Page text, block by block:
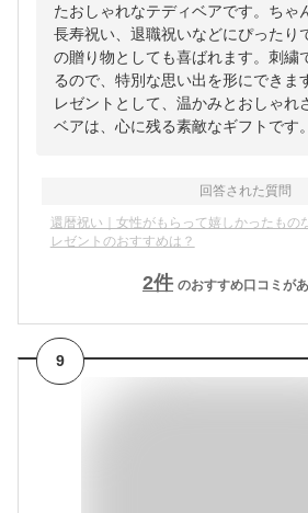
たおしゃれなテディベアです。ちゃ
長寿祝い、退職祝いなどにぴったり
の贈り物としても喜ばれます。刺繍
るので、特別な思い出を形にできま
レゼントとして、温かみとおしゃれ
ベアは、心に残る素敵なギフトです。
回答された質問
還暦祝い｜女性がもらって嬉しかったもの
レゼントのおすすめは？
2件 のおすすめ口コミが
9